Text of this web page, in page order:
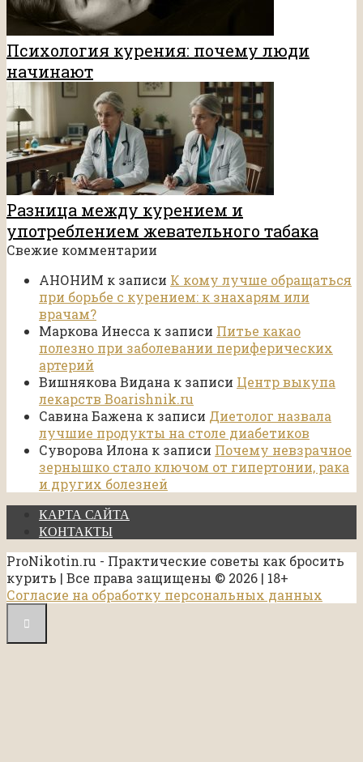
Психология курения: почему люди
начинают
Разница между курением и
употреблением жевательного табака
Свежие комментарии
АНОНИМ к записи К кому лучше обращаться
при борьбе с курением: к знахарям или
врачам?
Маркова Инесса к записи Питье какао
полезно при заболевании периферических
артерий
Вишнякова Видана к записи Центр выкупа
лекарств Boarishnik.ru
Савина Бажена к записи Диетолог назвала
лучшие продукты на столе диабетиков
Суворова Илона к записи Почему невзрачное
зернышко стало ключом от гипертонии, рака
и других болезней
КАРТА САЙТА
КОНТАКТЫ
ProNikotin.ru - Практические советы как бросить
курить | Все права защищены © 2026 | 18+
Согласие на обработку персональных данных